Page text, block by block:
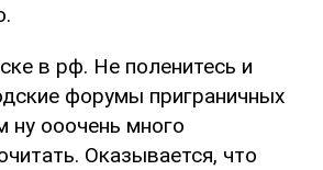
в рф. Не поленитесь и
форумы приграничных
ну ооочень много
Оказывается, что